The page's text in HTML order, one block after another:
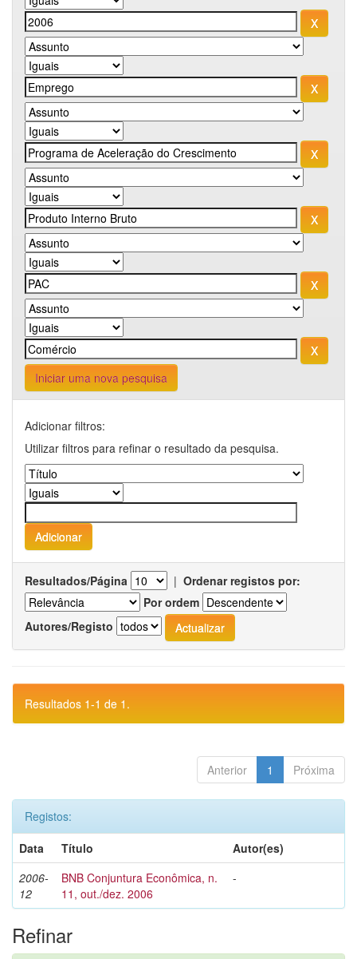
Iniciar uma nova pesquisa
Adicionar filtros:
Utilizar filtros para refinar o resultado da pesquisa.
Resultados/Página | Ordenar registos por:
Por ordem
Autores/Registo
Resultados 1-1 de 1.
Anterior 1 Próxima
Registos:
Data
Título
Autor(es)
2006-
12
BNB Conjuntura Econômica, n.
11, out./dez. 2006
-
Refinar